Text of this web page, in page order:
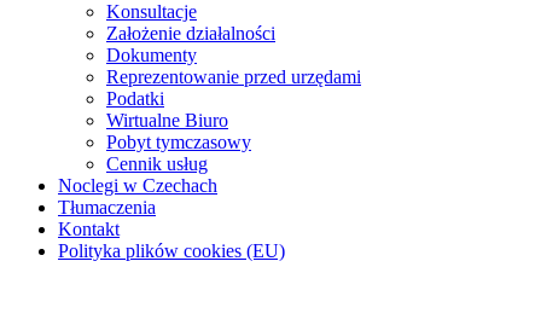
Konsultacje
Założenie działalności
Dokumenty
Reprezentowanie przed urzędami
Podatki
Wirtualne Biuro
Pobyt tymczasowy
Cennik usług
Noclegi w Czechach
Tłumaczenia
Kontakt
Polityka plików cookies (EU)